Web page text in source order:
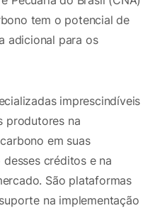
tem o potencial de
adicional para os
imprescindíveis
produtores na
em suas
créditos e na
São plataformas
na implementação